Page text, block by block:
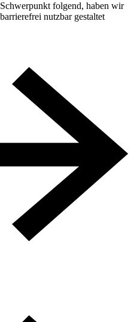
folgend, haben wir
nutzbar gestaltet